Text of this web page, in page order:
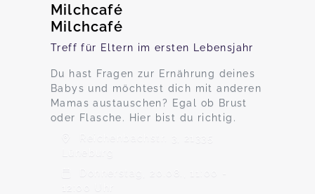
Milchcafé
Milchcafé
Treff für Eltern im ersten Lebensjahr
Du hast Fragen zur Ernährung deines
Babys und möchtest dich mit anderen
Mamas austauschen? Egal ob Brust
oder Flasche. Hier bist du richtig.
Reichenbachstr. 3, 21335
Donnerstag, 20.08., 11:00 -
12:00 Uhr